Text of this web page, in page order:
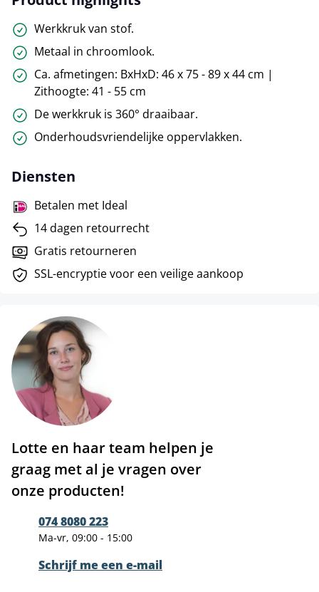
Werkkruk van stof.
Metaal in chroomlook.
Ca. afmetingen: BxHxD: 46 x 75 - 89 x 44 cm |
Zithoogte: 41 - 55 cm
De werkkruk is 360° draaibaar.
Onderhoudsvriendelijke oppervlakken.
Diensten
Betalen met Ideal
14 dagen retourrecht
Gratis retourneren
SSL-encryptie voor een veilige aankoop
Lotte en haar team helpen je
graag met al je vragen over
onze producten!
074 8080 223
Ma-vr, 09:00 - 15:00
Schrijf me een e-mail